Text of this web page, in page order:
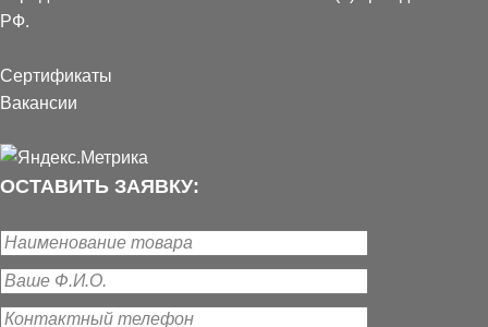
РФ.
Сертификаты
Вакансии
ОСТАВИТЬ ЗАЯВКУ: